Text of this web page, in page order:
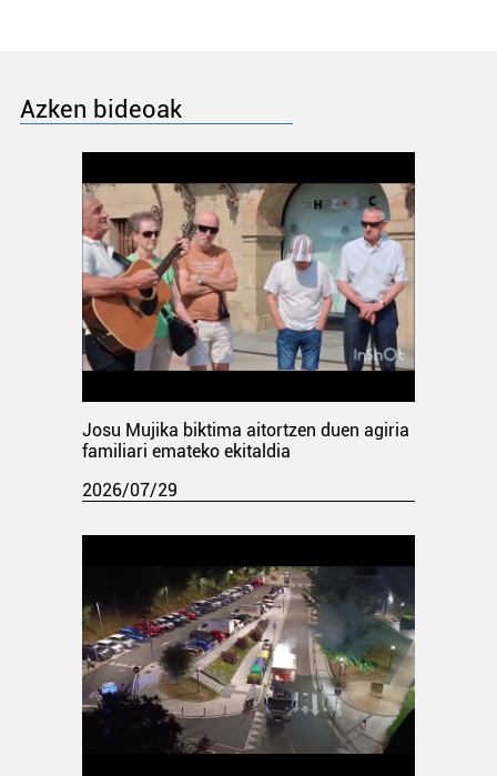
Azken bideoak
Josu Mujika biktima aitortzen duen agiria
familiari emateko ekitaldia
2026/07/29